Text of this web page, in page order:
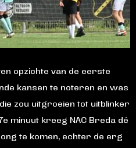
opzichte van de eerste
kansen te noteren en was
zou uitgroeien tot uitblinker
minuut kreeg NAC Breda dé
te komen, echter de erg